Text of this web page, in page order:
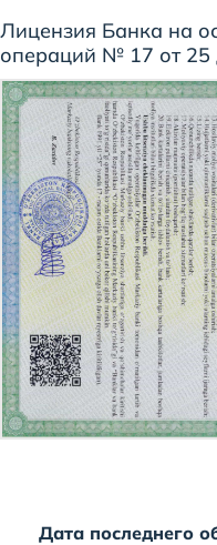
Лицензия Банка на
операций № 17 от 25
Дата последнего